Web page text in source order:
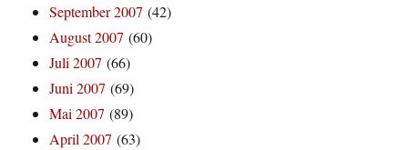
September 2007 (42)
August 2007 (60)
Juli 2007 (66)
Juni 2007 (69)
Mai 2007 (89)
April 2007 (63)